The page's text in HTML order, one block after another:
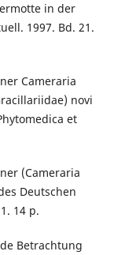
in der
1997. Bd. 21.
Cameraria
novi
et
(Cameraria
Deutschen
14 p.
Betrachtung